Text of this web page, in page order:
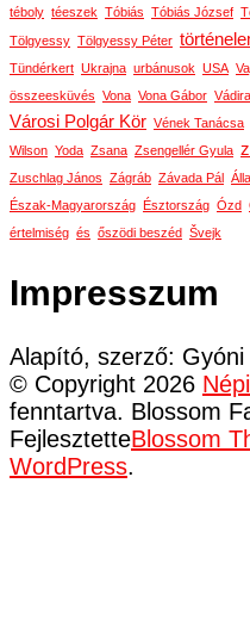
téboly téeszek Tóbiás Tóbiás József
Tölgyessy Tölgyessy Péter
Tündérkert Ukrajna urbánusok USA
összeesküvés Vona Vona Gábor
Városi Polgár Kör Vének Tanácsa
Wilson Yoda Zsana Zsengellér Gyula
Zuschlag János Zágráb Závada Pál
Észak-Magyarország
Észtország Ózd
értelmiség és őszödi beszéd Švejk
Impresszum
Alapító, szerző:
© Copyright 2026
fenntartva. Blossom
FejlesztetteBlossom
WordPress.